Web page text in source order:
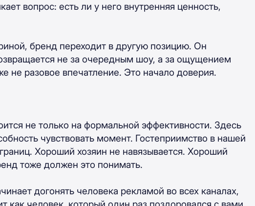
вопрос: есть ли у него внутренняя ценность,
бренд переходит в другую позицию. Он
не за очередным шоу, а за ощущением
не разовое впечатление. Это начало доверия.
не только на формальной эффективности. Здесь
чувствовать момент. Гостеприимство в нашей
Хороший хозяин не навязывается. Хороший
тоже должен это понимать.
догонять человека рекламой во всех каналах,